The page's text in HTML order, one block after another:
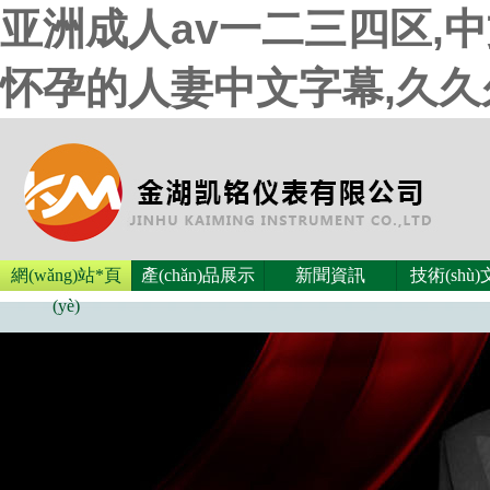
亚洲成人av一二三四区,
怀孕的人妻中文字幕,久
網(wǎng)站*頁
(yè)
產(chǎn)品展示 新聞資訊 技術(shù)